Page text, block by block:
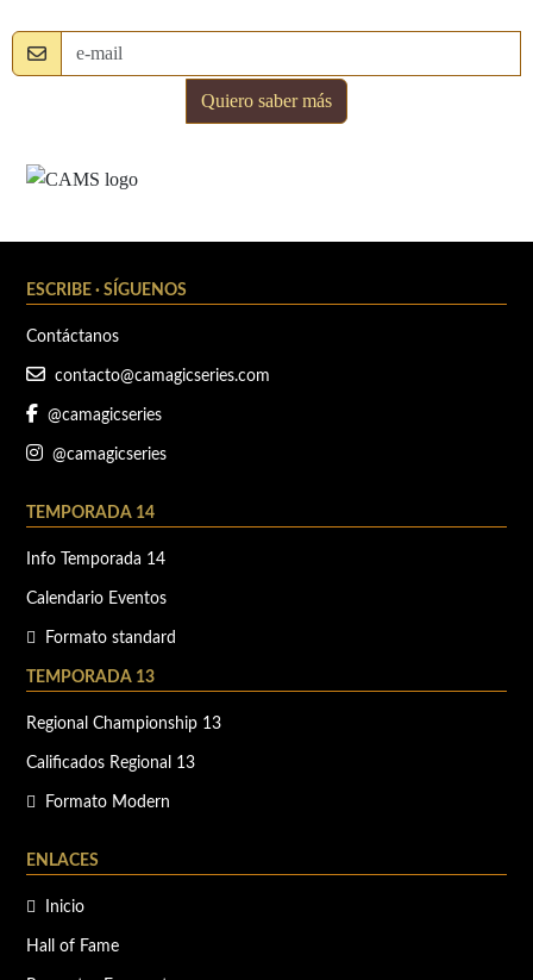
Quiero saber más
ENLACES
Inicio
Hall of Fame
TEMPORADA 14
Info Temporada 14
Calendario Eventos
Formato standard
TEMPORADA 13
Regional Championship 13
Calificados Regional 13
Formato Modern
ESCRIBE · SÍGUENOS
Contáctanos
contacto@camagicseries.com
@camagicseries
@camagicseries